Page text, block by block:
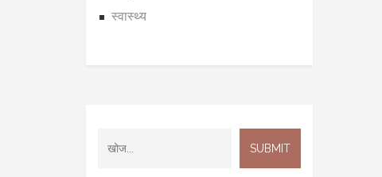
स्वास्थ्य